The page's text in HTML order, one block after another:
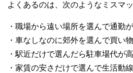
よくあるのは、次のようなミスマッ
・職場から遠い場所を選んで通勤
・車なしなのに郊外を選んで買い
・駅近だけで選んだら駐車場代が
・家賃の安さだけで選んで生活動